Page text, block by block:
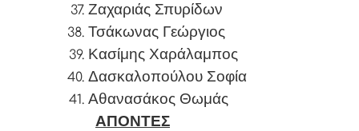
Ζαχαριάς Σπυρίδων
Τσάκωνας Γεώργιος
Κασίμης Χαράλαμπος
Δασκαλοπούλου Σοφία
Αθανασάκος Θωμάς
ΑΠΟΝΤΕΣ